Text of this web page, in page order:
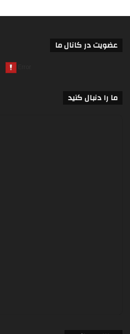
عضویت در کانال ما
ما را دنبال کنید